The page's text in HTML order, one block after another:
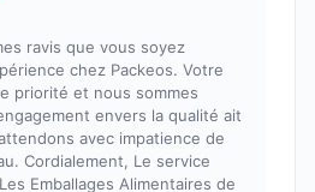
ravis que vous soyez
chez Packeos. Votre
priorité et nous sommes
envers la qualité ait
avec impatience de
Cordialement, Le service
Emballages Alimentaires de